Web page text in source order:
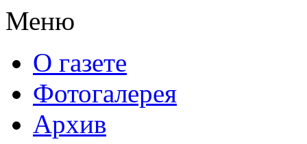
Меню
О газете
Фотогалерея
Архив